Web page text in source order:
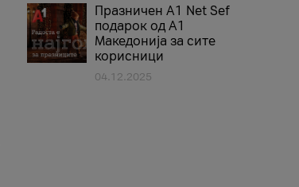
Празничен A1 Net Sеf
подарок од А1
Македонија за сите
корисници
04.12.2025